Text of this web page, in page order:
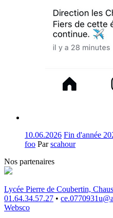
10.06.2026 Fin d'année
foo Parscahour
Nos partenaires
Lycée Pierre de Coubertin,
01.64.34.57.27 •
Websco